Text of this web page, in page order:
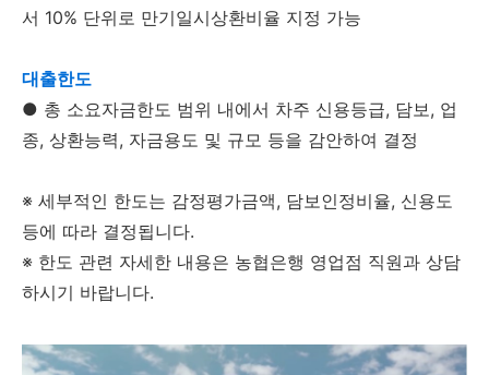
서 10% 단위로 만기일시상환비율 지정 가능
대출한도
● 총 소요자금한도 범위 내에서 차주 신용등급, 담보, 업
종, 상환능력, 자금용도 및 규모 등을 감안하여 결정
※ 세부적인 한도는 감정평가금액, 담보인정비율, 신용도
등에 따라 결정됩니다.
※ 한도 관련 자세한 내용은 농협은행 영업점 직원과 상담
하시기 바랍니다.